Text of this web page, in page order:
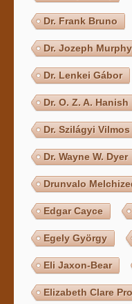
Dr. Frank Bruno
Dr. Jozeph Murphy
Dr. Lenkei Gábor
Dr. O. Z. A. Hanish
Dr. Szilágyi Vilmos
Dr. Wayne W. Dyer
Drunvalo
Edgar Cayce
Egely György
Eli Jaxon-Bear
Elizabeth Clare